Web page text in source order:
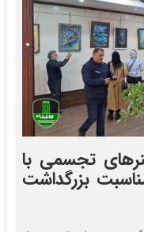
تجسمی با
بزرگداشت